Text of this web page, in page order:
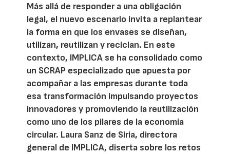
Más allá de responder a una obligación
legal, el nuevo escenario invita a replantear
la forma en que los envases se diseñan,
utilizan, reutilizan y reciclan. En este
contexto, IMPLICA se ha consolidado como
un SCRAP especializado que apuesta por
acompañar a las empresas durante toda
esa transformación impulsando proyectos
innovadores y promoviendo la reutilización
como uno de los pilares de la economía
circular. Laura Sanz de Siria, directora
general de IMPLICA, diserta sobre los retos